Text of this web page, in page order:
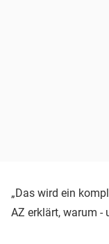
„Das wird ein
AZ erklärt, warum -